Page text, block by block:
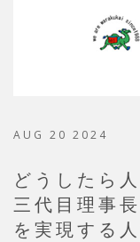
AUG 20 2024
どうしたら
三代目理事
を実現する